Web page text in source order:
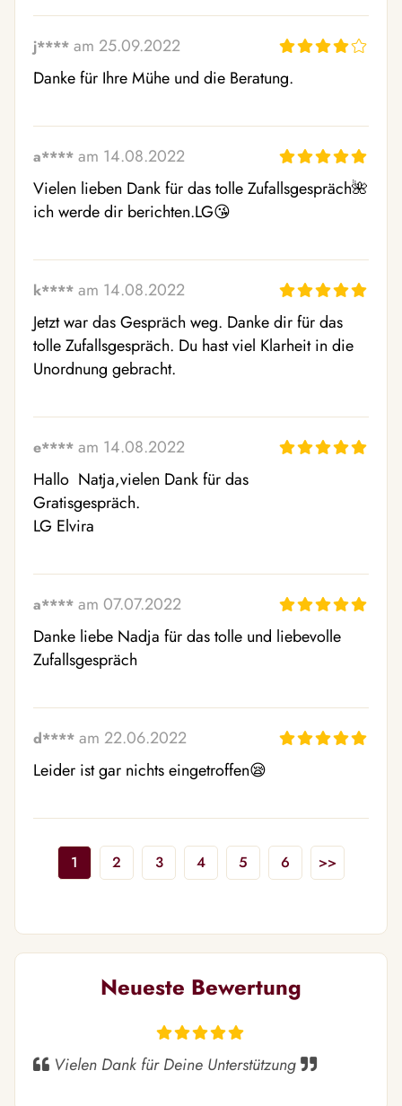
j**** am 25.09.2022
Danke für Ihre Mühe und die Beratung.
a**** am 14.08.2022
Vielen lieben Dank für das tolle Zufallsgespräch🌺
ich werde dir berichten.LG😘
k**** am 14.08.2022
Jetzt war das Gespräch weg. Danke dir für das
tolle Zufallsgespräch. Du hast viel Klarheit in die
Unordnung gebracht.
e**** am 14.08.2022
Hallo  Natja,vielen Dank für das
Gratisgespräch.
LG Elvira
a**** am 07.07.2022
Danke liebe Nadja für das tolle und liebevolle
Zufallsgespräch
d**** am 22.06.2022
Leider ist gar nichts eingetroffen😪
1 2 3 4 5 6 >>
Neueste Bewertung
Vielen Dank für Deine Unterstützung